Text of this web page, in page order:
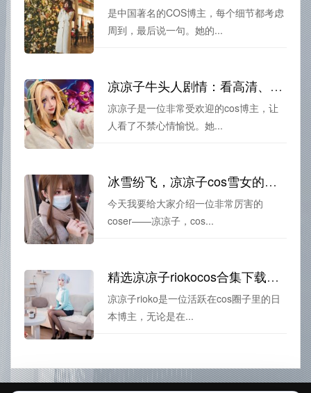
是中国著名的COS博主，每个细节都考虑
周到，最后说一句。她的...
凉凉子牛头人剧情：看高清、享美景
凉凉子是一位非常受欢迎的cos博主，让
人看了不禁心情愉悦。她...
冰雪纷飞，凉凉子cos雪女的照片大放送
今天我要给大家介绍一位非常厉害的
coser——凉凉子，cos...
精选凉凉子riokocos合集下载，高清摄影图包
凉凉子rioko是一位活跃在cos圈子里的日
本博主，无论是在...